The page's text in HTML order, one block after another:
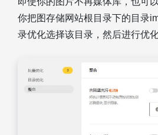
你把图存储网站根目录下的目录
录优化选择该目录，然后进行优化